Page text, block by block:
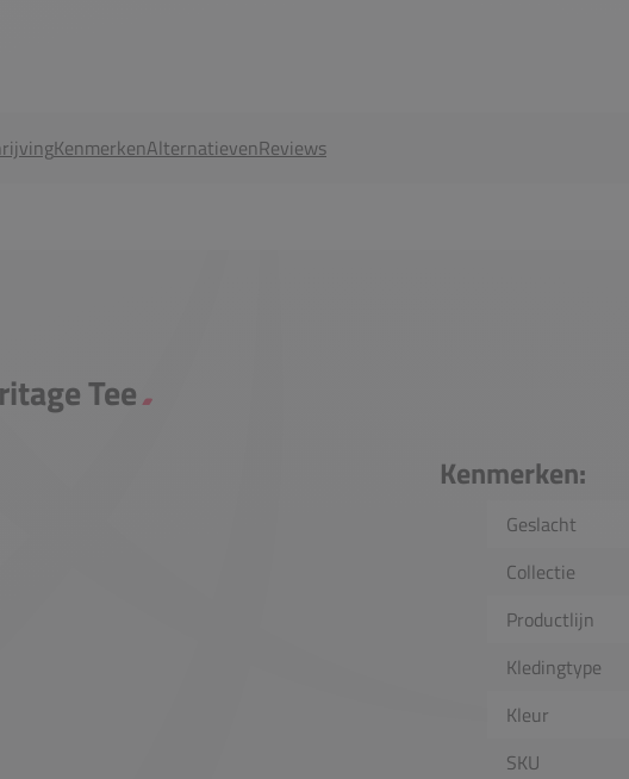
KenmerkenAlternatievenReviews
Tee
Kenmerken:
Geslacht
Collectie
Productlijn
Kledingtype
Kleur
SKU